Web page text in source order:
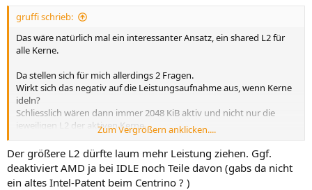
gruffi schrieb:
Das wäre natürlich mal ein interessanter Ansatz, ein shared L2 für
alle Kerne.
Da stellen sich für mich allerdings 2 Fragen.
Wirkt sich das negativ auf die Leistungsaufnahme aus, wenn Kerne
ideln?
Schliesslich wären dann immer 2048 KiB aktiv und nicht nur die
jeweiligen L2 der aktiven Kerne.
Und würde ein shared L2 nicht für eine komplett inklusive Cache-
Hierarchie sprechen?
Zum Vergrößern anklicken....
Der größere L2 dürfte laum mehr Leistung ziehen. Ggf.
deaktiviert AMD ja bei IDLE noch Teile davon (gabs da nicht
ein altes Intel-Patent beim Centrino ? )